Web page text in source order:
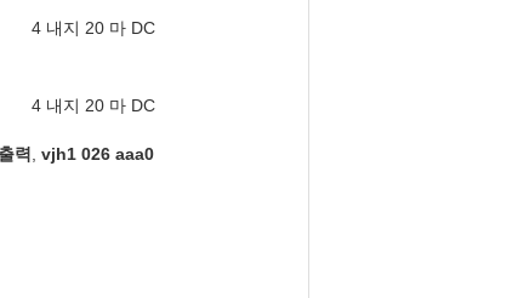
4 내지 20 마 DC
4 내지 20 마 DC
력
vjh1 026 aaa0